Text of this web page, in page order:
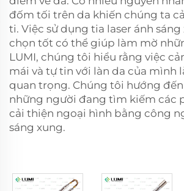
đốm tối trên da khiến chúng ta
ti. Việc sử dụng tia laser ánh
chọn tốt có thể giúp làm mờ
LUMI, chúng tôi hiểu rằng việc
mái và tự tin với làn da của mình
quan trọng. Chúng tôi hướng
những người đang tìm kiếm các
cải thiện ngoại hình bằng công
sáng xung.